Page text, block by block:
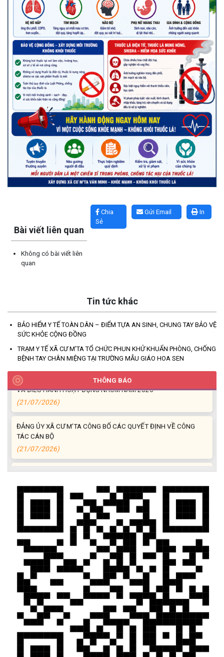
In
Gửi Email
Chia
Sẻ
Bài viết liên quan
Không có bài viết liên
quan
Tin tức khác
BẢO HIỂM Y TẾ TOÀN DÂN – ĐIỂM TỰA AN SINH, CHUNG TAY BẢO VỆ
SỨC KHỎE CỘNG ĐỒNG
TRẠM Y TẾ XÃ CƯ M’TA TỔ CHỨC PHUN KHỬ KHUẨN PHÒNG, CHỐNG
BỆNH TAY CHÂN MIỆNG TẠI TRƯỜNG MẪU GIÁO HOA SEN
THÔNG BÁO
TOÀN TRÌNH THUỘC THẨM QUYỀN GIẢI QUYẾT CỦA UBND XÃ
CƯ M’TA
(30/07/2026)
TẬP HUẤN NÂNG CAO KỸ NĂNG TƯ VẤN KHỞI SỰ KINH DOANH
VÀ ĐIỀU HÀNH HOẠT ĐỘNG NHÓM NĂM 2026
TÁC CÁN BỘ
(21/07/2026)
GÓP PHẦN GIẢM NGHÈO BỀN VỮNG VÀ PHÁT TRIỂN KINH TẾ
UBND XÃ CƯ M’TA SƠ KẾT THỰC HIỆN NHIỆM VỤ PHÁT TRIỂN
CƯ M’TA CHỦ ĐỘNG PHÒNG, CHỐNG NGẬP ÚNG, BẢO VỆ
ĐẢNG ỦY XÃ CƯ M’TA TỔ CHỨC HỘI NGHỊ BAN CHẤP HÀNH